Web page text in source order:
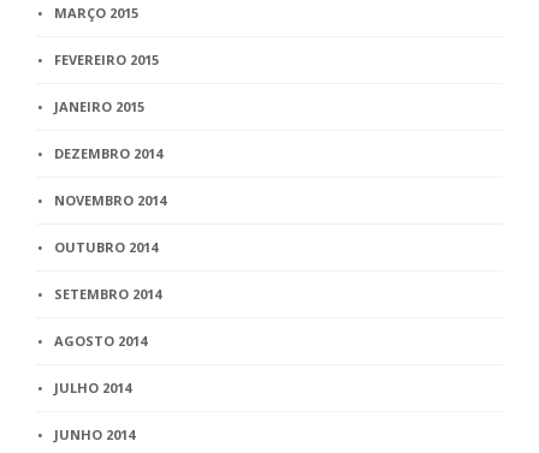
MARÇO 2015
FEVEREIRO 2015
JANEIRO 2015
DEZEMBRO 2014
NOVEMBRO 2014
OUTUBRO 2014
SETEMBRO 2014
AGOSTO 2014
JULHO 2014
JUNHO 2014